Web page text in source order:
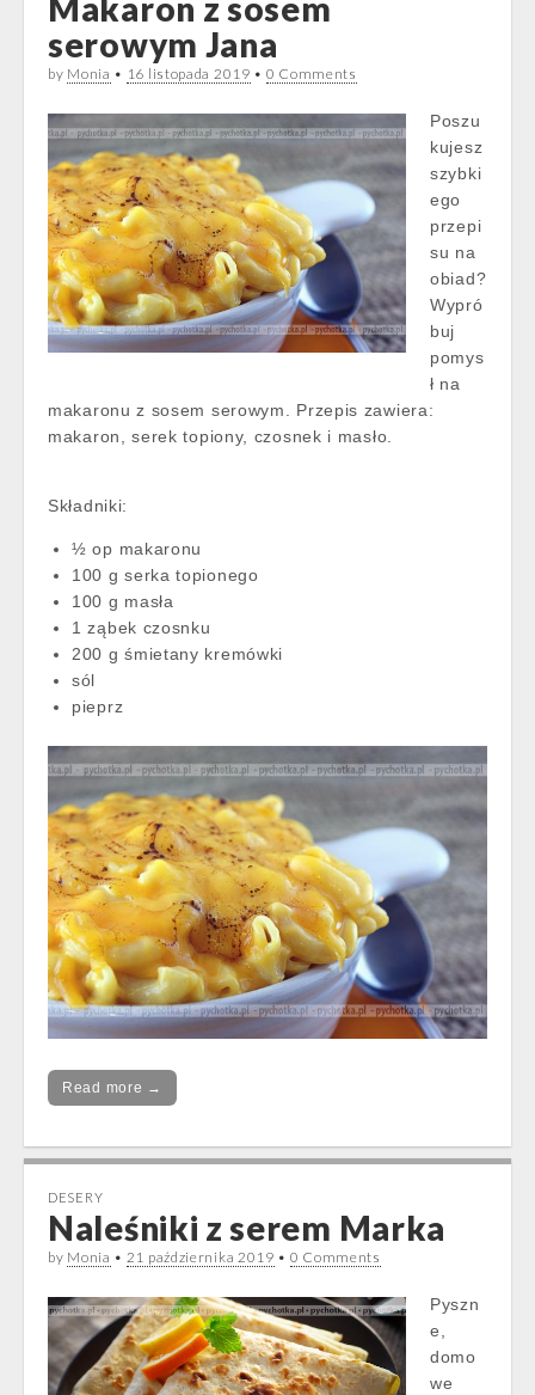
serowym Jana
by Monia • 16 listopada 2019 • 0 Comments
Poszu
kujesz
szybki
ego
przepi
su na
obiad?
Wypró
buj
pomys
ł na
makaronu z sosem serowym. Przepis zawiera:
makaron, serek topiony, czosnek i masło.
Składniki:
½ op makaronu
100 g serka topionego
100 g masła
1 ząbek czosnku
200 g śmietany kremówki
sól
pieprz
Read more →
DESERY
Naleśniki z serem Marka
by Monia • 21 października 2019 • 0 Comments
Pyszn
e,
domo
we